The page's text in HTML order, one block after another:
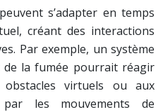
s’adapter en temps
créant des interactions
Par exemple, un système
la fumée pourrait réagir
virtuels ou aux
les mouvements de